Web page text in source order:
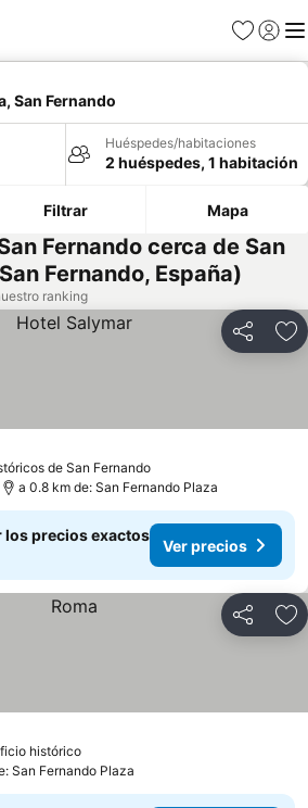
Favoritos
Iniciar
San Fernando
Huéspedes/habitaciones
2 huéspedes, 1 habitación
Filtrar Mapa
Fernando cerca de San
Fernando, España)
ranking
Compartir
de San Fernando
a 0.8 km de: San Fernando Plaza
los precios exactos
Ver precios
Compartir
histórico
San Fernando Plaza